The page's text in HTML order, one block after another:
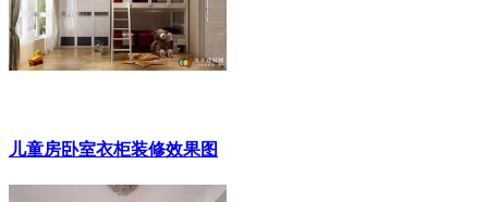
儿童房卧室衣柜装修效果图